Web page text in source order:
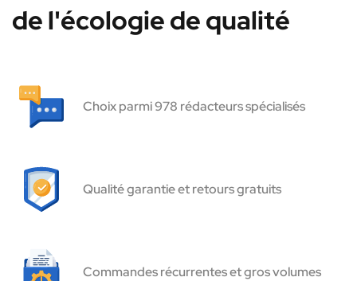
de l'écologie de qualité
Choix parmi 978 rédacteurs spécialisés
Qualité garantie et retours gratuits
Commandes récurrentes et gros volumes